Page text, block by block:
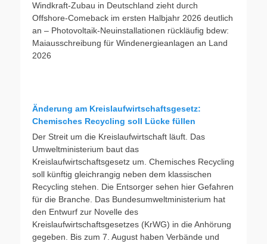
Windkraft-Zubau in Deutschland zieht durch
Offshore-Comeback im ersten Halbjahr 2026 deutlich
an – Photovoltaik-Neuinstallationen rückläufig bdew:
Maiausschreibung für Windenergieanlagen an Land
2026
Änderung am Kreislaufwirtschaftsgesetz:
Chemisches Recycling soll Lücke füllen
Der Streit um die Kreislaufwirtschaft läuft. Das
Umweltministerium baut das
Kreislaufwirtschaftsgesetz um. Chemisches Recycling
soll künftig gleichrangig neben dem klassischen
Recycling stehen. Die Entsorger sehen hier Gefahren
für die Branche. Das Bundesumweltministerium hat
den Entwurf zur Novelle des
Kreislaufwirtschaftsgesetzes (KrWG) in die Anhörung
gegeben. Bis zum 7. August haben Verbände und